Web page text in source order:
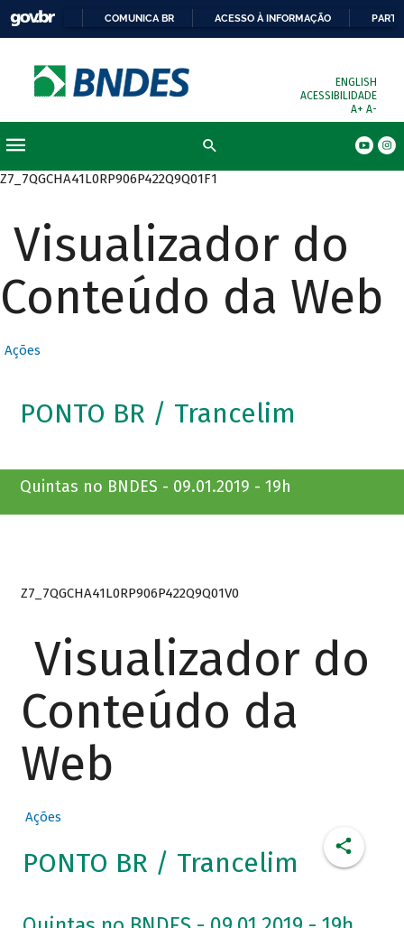
COMUNICA BR ACESSO À INFORMAÇÃO
ENGLISH
ACESSIBILIDADE
A+ A-
Z7_7QGCHA41L0RP906P422Q9Q01F1
Visualizador do
Conteúdo da Web
Ações
PONTO BR / Trancelim
Quintas no BNDES - 09.01.2019 - 19h
Z7_7QGCHA41L0RP906P422Q9Q01V0
Visualizador do
Conteúdo da
Web
Ações
PONTO BR / Trancelim